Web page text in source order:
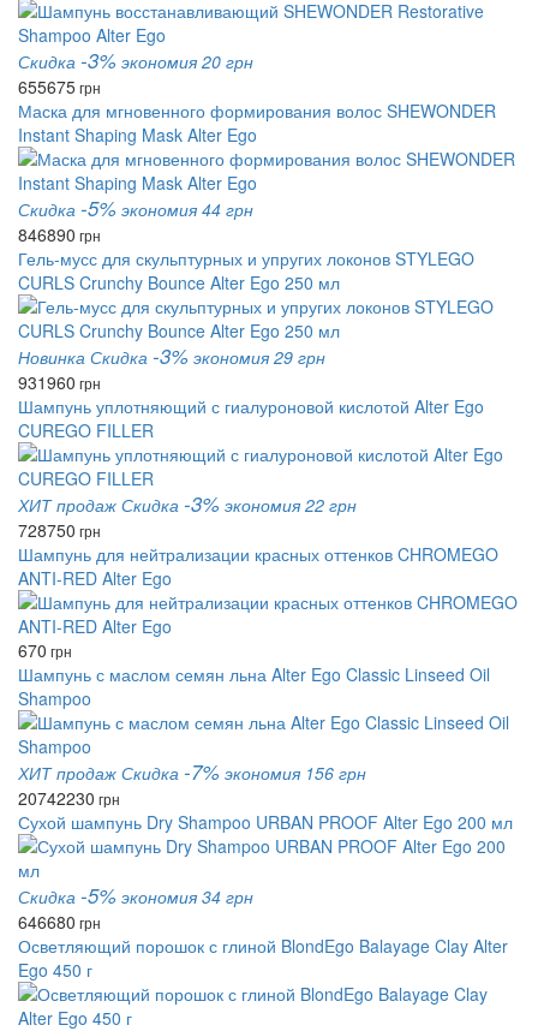
Скидка -3% экономия 20 грн
655675грн
Маска для мгновенного формирования волос SHEWONDER
Instant Shaping Mask Alter Ego
Скидка -5% экономия 44 грн
846890 грн
Гель-мусс для скульптурных и упругих локонов STYLEGO
CURLS Crunchy Bounce Alter Ego 250 мл
Новинка Скидка -3% экономия 29 грн
931960 грн
Шампунь уплотняющий с гиалуроновой кислотой Alter Ego
CUREGO FILLER
ХИТ продаж Скидка -3% экономия 22 грн
728750 грн
Шампунь для нейтрализации красных оттенков CHROMEGO
ANTI-RED Alter Ego
670 грн
Шампунь с маслом семян льна Alter Ego Classic Linseed Oil
Shampoo
ХИТ продаж Скидка -7% экономия 156 грн
20742230 грн
Сухой шампунь Dry Shampoo URBAN PROOF Alter Ego 200 мл
Скидка -5% экономия 34 грн
646680 грн
Осветляющий порошок с глиной BlondEgo Balayage Clay Alter
Ego 450 г